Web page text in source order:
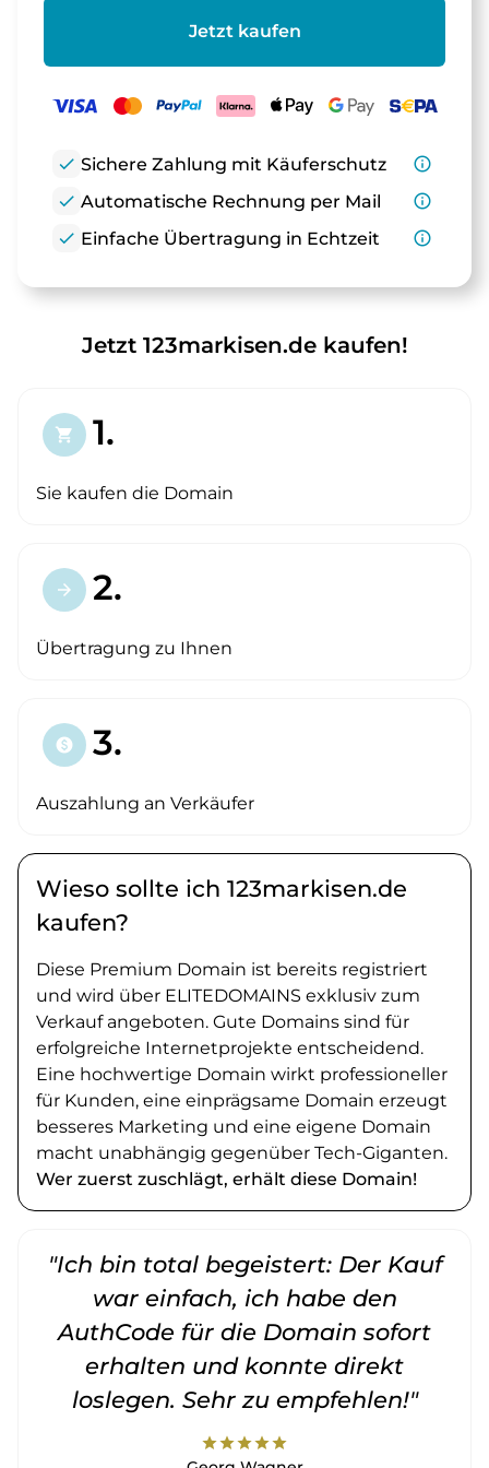
Jetzt kaufen
check Sichere Zahlung mit Käuferschutz
info_outline
check Automatische Rechnung per Mail
info_outline
check Einfache Übertragung in Echtzeit info_outline
Jetzt 123markisen.de kaufen!
shopping_cart 1.
Sie kaufen die Domain
arrow_forward 2.
Übertragung zu Ihnen
paid 3.
Auszahlung an Verkäufer
Wieso sollte ich 123markisen.de
kaufen?
Diese Premium Domain ist bereits registriert
und wird über ELITEDOMAINS exklusiv zum
Verkauf angeboten. Gute Domains sind für
erfolgreiche Internetprojekte entscheidend.
Eine hochwertige Domain wirkt professioneller
für Kunden, eine einprägsame Domain erzeugt
besseres Marketing und eine eigene Domain
macht unabhängig gegenüber Tech-Giganten.
Wer zuerst zuschlägt, erhält diese Domain!
"Ich bin total begeistert: Der Kauf
war einfach, ich habe den
AuthCode für die Domain sofort
erhalten und konnte direkt
loslegen. Sehr zu empfehlen!"
starstarstarstarstar